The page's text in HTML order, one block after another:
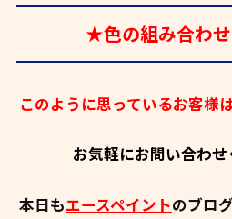
★色の組み合わ
このように思っているお客様
お気軽にお問い合わ
本日もエースペイントのブロ